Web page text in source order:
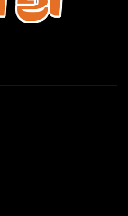
ভেঙে চলাচলে
সিদ্দিকী